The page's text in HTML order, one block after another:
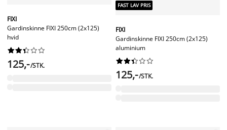
FIXI
Gardinskinne FIXI 250cm (2x125)
hvid






125,-/STK.
FAST LAV PRIS
FIXI
Gardinskinne FIXI 250cm (2x125)
aluminium






125,-/STK.